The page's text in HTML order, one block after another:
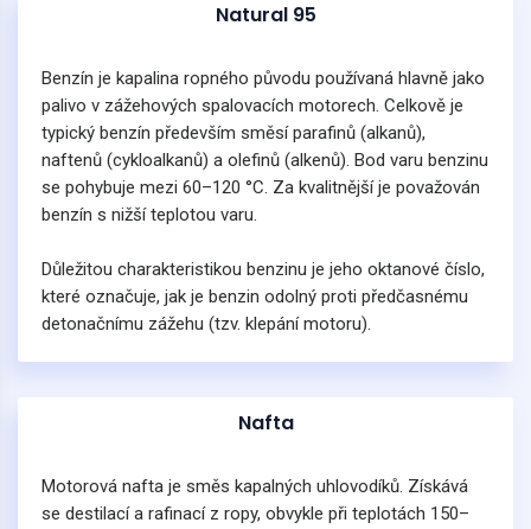
Natural 95
Benzín je kapalina ropného původu používaná hlavně jako
palivo v zážehových spalovacích motorech. Celkově je
typický benzín především směsí parafinů (alkanů),
naftenů (cykloalkanů) a olefinů (alkenů). Bod varu benzinu
se pohybuje mezi 60–120 °C. Za kvalitnější je považován
benzín s nižší teplotou varu.
Důležitou charakteristikou benzinu je jeho oktanové číslo,
které označuje, jak je benzin odolný proti předčasnému
detonačnímu zážehu (tzv. klepání motoru).
Nafta
Motorová nafta je směs kapalných uhlovodíků. Získává
se destilací a rafinací z ropy, obvykle při teplotách 150–